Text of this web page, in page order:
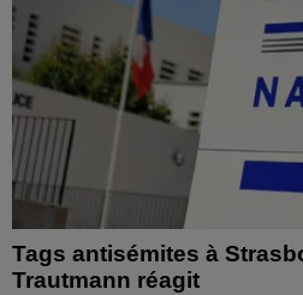
Tags antisémites à
Trautmann réagit